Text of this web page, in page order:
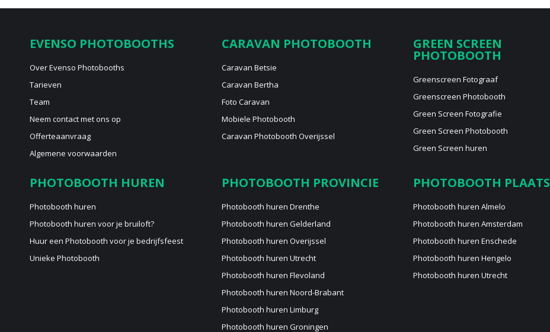
EVENSO PHOTOBOOTHS
Over Evenso Photobooths
Tarieven
Team
Neem contact met ons op
Offerteaanvraag
Algemene voorwaarden
CARAVAN PHOTOBOOTH
Caravan Betsie
Caravan Bertha
Foto Caravan
Mobiele Photobooth
Caravan Photobooth Overijssel
GREEN SCREEN
PHOTOBOOTH
Greenscreen Fotograaf
Greenscreen Photobooth
Green Screen Fotografie
Green Screen Photobooth
Green Screen huren
PHOTOBOOTH HUREN
Photobooth huren
Photobooth huren voor je bruiloft?
Huur een Photobooth voor je bedrijfsfeest
Unieke Photobooth
PHOTOBOOTH PROVINCIE
Photobooth huren Drenthe
Photobooth huren Gelderland
Photobooth huren Overijssel
Photobooth huren Utrecht
Photobooth huren Flevoland
Photobooth huren Noord-Brabant
Photobooth huren Limburg
Photobooth huren Groningen
PHOTOBOOTH PLAATS
Photobooth huren Almelo
Photobooth huren Amsterdam
Photobooth huren Enschede
Photobooth huren Hengelo
Photobooth huren Utrecht